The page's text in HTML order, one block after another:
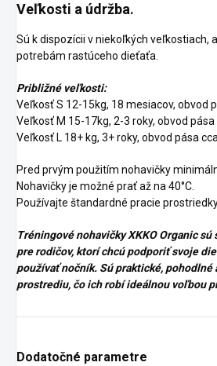
Veľkosti a údržba.
Sú k dispozícii v niekoľkých veľkostiach,
potrebám rastúceho dieťaťa.
Približné veľkosti:
Veľkosť S 12-15kg, 18 mesiacov, obvod
Veľkosť M 15-17kg, 2-3 roky, obvod pása
Veľkosť L 18+ kg, 3+ roky, obvod pása
Pred prvým použitím nohavičky
Nohavičky je možné prať až na 40°C.
Používajte štandardné pracie
Tréningové nohavičky XKKO Organic
pre rodičov, ktorí chcú podporiť svoje
používať nočník. Sú praktické, pohodlné
prostrediu, čo ich robí ideálnou voľbou
Dodatočné parametre